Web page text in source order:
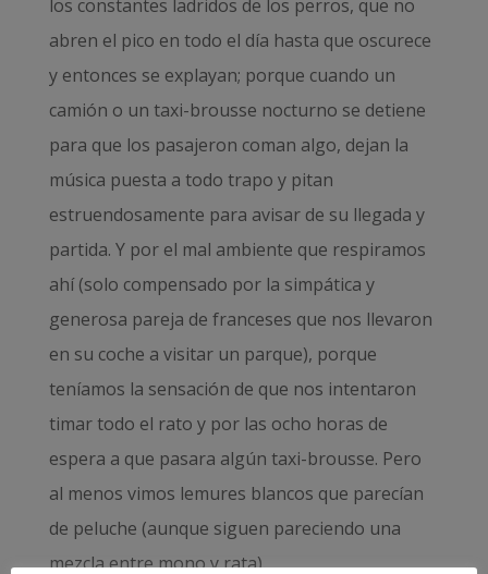
los constantes ladridos de los perros, que no
abren el pico en todo el día hasta que oscurece
y entonces se explayan; porque cuando un
camión o un taxi-brousse nocturno se detiene
para que los pasajeron coman algo, dejan la
música puesta a todo trapo y pitan
estruendosamente para avisar de su llegada y
partida. Y por el mal ambiente que respiramos
ahí (solo compensado por la simpática y
generosa pareja de franceses que nos llevaron
en su coche a visitar un parque), porque
teníamos la sensación de que nos intentaron
timar todo el rato y por las ocho horas de
espera a que pasara algún taxi-brousse. Pero
al menos vimos lemures blancos que parecían
de peluche (aunque siguen pareciendo una
mezcla entre mono y rata).